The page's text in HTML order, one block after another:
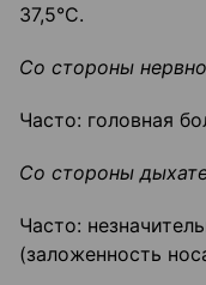
37,5°С.
Со стороны
Часто: головная
Со стороны
Часто:
(заложенность